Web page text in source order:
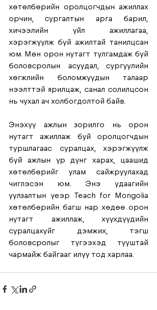
хөтөлбөрийн оролцогчдын ажиллах
орчин, сургалтын арга барил,
хичээлийн үйл ажиллагаа,
хэрэгжүүлж буй ажилтай танилцсан
юм. Мөн орон нутагт тулгамдаж буй
боловсролын асуудал, сургуулийн
хөгжлийн боломжуудын талаар
нээлттэй ярилцаж, санал солилцсон
нь чухал ач холбогдолтой байв.
Энэхүү ажлын зорилго нь орон
нутагт ажиллаж буй оролцогчдын
туршлагаас суралцах, хэрэгжүүлж
буй ажлын үр дүнг харах, цаашид
хөтөлбөрийг улам сайжруулахад
чиглэсэн юм. Энэ удаагийн
уулзалтын үеэр Teach for Mongolia
хөтөлбөрийн багш нар хөдөө орон
нутагт ажиллаж, хүүхдүүдийн
суралцахуйг дэмжих, тэгш
боловсролыг түгээхэд тууштай
чармайж байгааг илүү тод харлаа.